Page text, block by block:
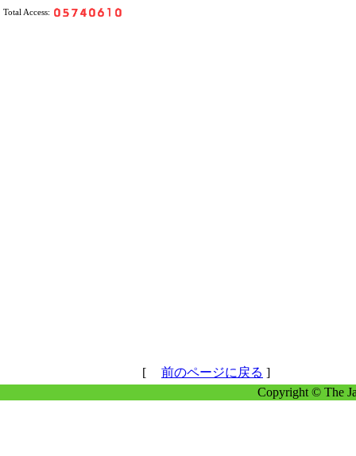
Total Access:
[ 前のページに戻る ]
Copyright © The